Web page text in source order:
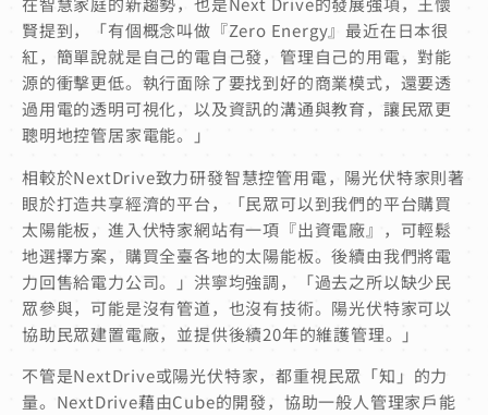
賢提到，「有個概念叫做『Zero Energy』最近在日本很
紅，簡單說就是自己的電自己發，管理自己的用電，對能
源的衝擊更低。執行面除了要找到好的商業模式，還要透
過用電的透明可視化，以及資訊的溝通與教育，讓民眾更
聰明地控管居家電能。」
相較於NextDrive致力研發智慧控管用電，陽光伏特家則著
眼於打造共享經濟的平台，「民眾可以到我們的平台購買
太陽能板，進入伏特家網站有一項『出資電廠』，可輕鬆
地選擇方案，購買全臺各地的太陽能板。後續由我們將電
力回售給電力公司。」洪寧均強調，「過去之所以缺少民
眾參與，可能是沒有管道，也沒有技術。陽光伏特家可以
協助民眾建置電廠，並提供後續20年的維護管理。」
不管是NextDrive或陽光伏特家，都重視民眾「知」的力
量。NextDrive藉由Cube的開發，協助一般人管理家戶能